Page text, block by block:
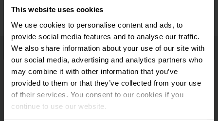
This website uses cookies
We use cookies to personalise content and ads, to
provide social media features and to analyse our traffic.
We also share information about your use of our site with
our social media, advertising and analytics partners who
may combine it with other information that you’ve
provided to them or that they’ve collected from your use
of their services. You consent to our cookies if you
continue to use our website.